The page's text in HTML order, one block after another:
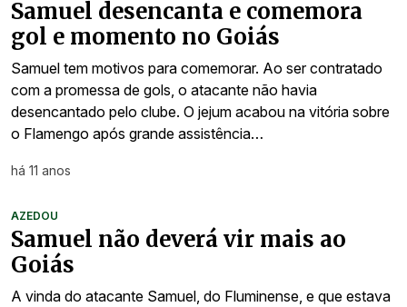
Samuel desencanta e comemora
gol e momento no Goiás
Samuel tem motivos para comemorar. Ao ser contratado
com a promessa de gols, o atacante não havia
desencantado pelo clube. O jejum acabou na vitória sobre
o Flamengo após grande assistência…
há 11 anos
AZEDOU
Samuel não deverá vir mais ao
Goiás
A vinda do atacante Samuel, do Fluminense, e que estava